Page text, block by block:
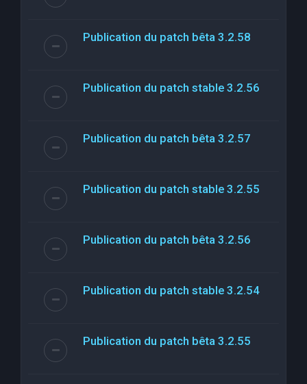
Publication du patch bêta 3.2.58
Publication du patch stable 3.2.56
Publication du patch bêta 3.2.57
Publication du patch stable 3.2.55
Publication du patch bêta 3.2.56
Publication du patch stable 3.2.54
Publication du patch bêta 3.2.55